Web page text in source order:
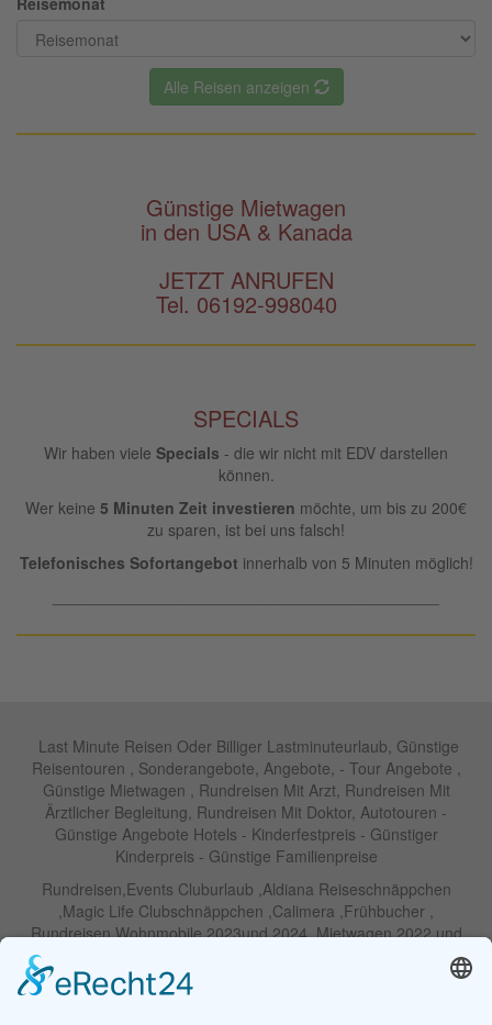
Alle Reisen anzeigen
Günstige Mietwagen
in den USA & Kanada
JETZT ANRUFEN
Tel. 06192-998040
SPECIALS
Wir haben viele Specials - die wir nicht mit EDV darstellen
können.
Wer keine 5 Minuten Zeit investieren möchte, um bis zu 200€
zu sparen, ist bei uns falsch!
Telefonisches Sofortangebot innerhalb von 5 Minuten möglich!
Last Minute Reisen Oder Billiger Lastminuteurlaub, Günstige
Reisentouren , Sonderangebote, Angebote, - Tour Angebote ,
Günstige Mietwagen , Rundreisen Mit Arzt, Rundreisen Mit
Ärztlicher Begleitung, Rundreisen Mit Doktor, Autotouren -
Günstige Angebote Hotels - Kinderfestpreis - Günstiger
Kinderpreis - Günstige Familienpreise
Rundreisen,Events Cluburlaub ,Aldiana Reiseschnäppchen
,Magic Life Clubschnäppchen ,Calimera ,Frühbucher ,
Rundreisen Wohnmobile 2023und 2024 ,Mietwagen 2022 und
Weihnachtreisen 2022 und 2023 , Silvesterreisen 2022 und 2032,
Namibia, Wohnmobile , Billige Angebote, Touren,Angebote Für